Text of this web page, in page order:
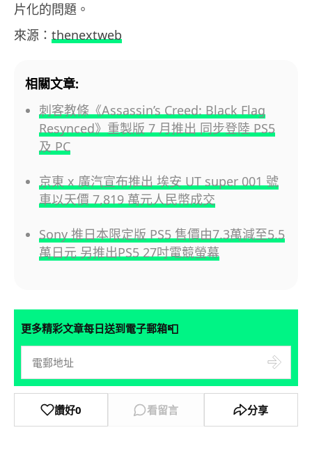
片化的問題。
來源： thenextweb
相關文章:
刺客教條《Assassin’s Creed: Black Flag
Resynced》重製版 7 月推出 同步登陸 PS5
及 PC
京東 x 廣汽宣布推出 埃安 UT super 001 號
車以天價 7,819 萬元人民幣成交
Sony 推日本限定版 PS5 售價由7.3萬減至5.5
萬日元 另推出PS5 27吋電競螢幕
更多精彩文章每日送到電子郵箱📮
讚好0 看留言 分享